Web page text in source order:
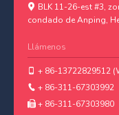
BLK 11-26-est #3,
condado de Anping,
Llámenos
+ 86-13722829512
+ 86-311-67303992
+ 86-311-67303980